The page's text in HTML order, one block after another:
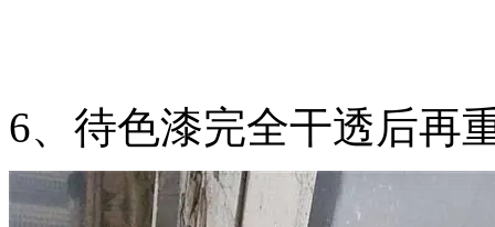
6、待色漆完全干透后再